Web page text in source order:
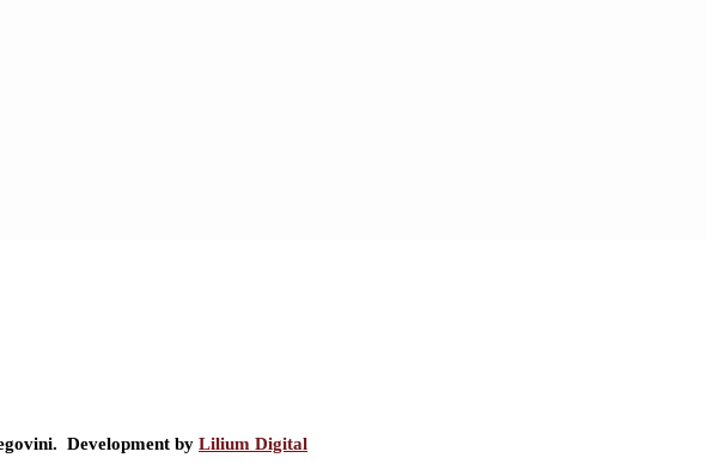
Development by Lilium Digital